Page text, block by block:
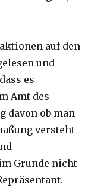
auf den
und
es
Amt des
davon ob man
versteht
Grunde nicht